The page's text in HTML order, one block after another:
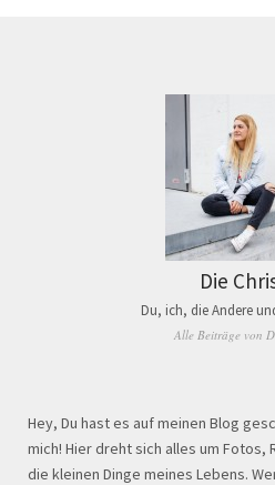
Die
Du, ich, die Andere
Alle Beiträge von
Hey, Du hast es auf meinen Blog
mich! Hier dreht sich alles um Fotos,
die kleinen Dinge meines Lebens.